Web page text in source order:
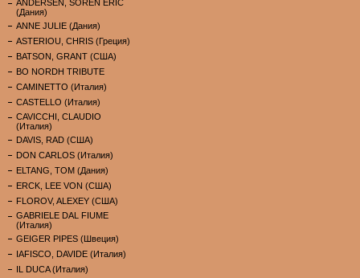
ANDERSEN, SOREN ERIC
(Дания)
ANNE JULIE (Дания)
ASTERIOU, CHRIS (Греция)
BATSON, GRANT (США)
BO NORDH TRIBUTE
CAMINETTO (Италия)
CASTELLO (Италия)
CAVICCHI, CLAUDIO
(Италия)
DAVIS, RAD (США)
DON CARLOS (Италия)
ELTANG, TOM (Дания)
ERCK, LEE VON (США)
FLOROV, ALEXEY (США)
GABRIELE DAL FIUME
(Италия)
GEIGER PIPES (Швеция)
IAFISCO, DAVIDE (Италия)
IL DUCA (Италия)